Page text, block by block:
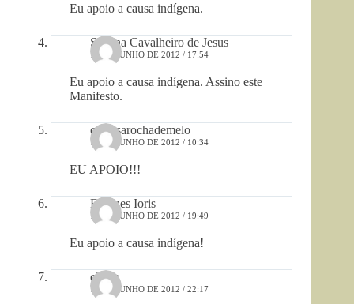
Eu apoio a causa indígena.
Suzana Cavalheiro de Jesus
19 DE JUNHO DE 2012 / 17:54
Eu apoio a causa indígena. Assino este
Manifesto.
clarissarochademelo
19 DE JUNHO DE 2012 / 10:34
EU APOIO!!!
Edviges Ioris
18 DE JUNHO DE 2012 / 19:49
Eu apoio a causa indígena!
eliana
17 DE JUNHO DE 2012 / 22:17